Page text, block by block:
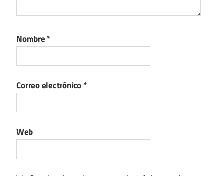
Nombre *
Correo electrónico*
Web